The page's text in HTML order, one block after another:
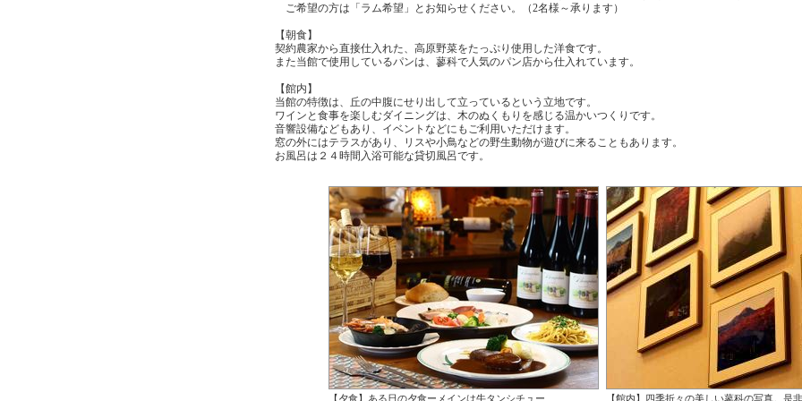
ご希望の方は「ラム希望」とお知らせください。（2名様～承ります）
【朝食】
契約農家から直接仕入れた、高原野菜をたっぷり使用した洋食です。
また当館で使用しているパンは、蓼科で人気のパン店から仕入れています。
【館内】
当館の特徴は、丘の中腹にせり出して立っているという立地です。
ワインと食事を楽しむダイニングは、木のぬくもりを感じる温かいつくりです。
音響設備などもあり、イベントなどにもご利用いただけます。
窓の外にはテラスがあり、リスや小鳥などの野生動物が遊びに来ることもあります。
お風呂は２４時間入浴可能な貸切風呂です。
【夕食】ある日の夕食ーメインは牛タンシチュー 【館内】四季折々の美しい蓼科の写真。是